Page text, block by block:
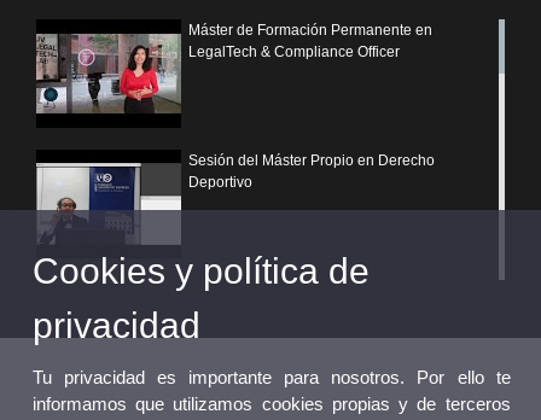
Máster de Formación Permanente en
LegalTech & Compliance Officer
Sesión del Máster Propio en Derecho
Deportivo
¿Por qué elegir un postgrado propio de la
Universitat de València?
Cookies y política de
privacidad
Tu privacidad es importante para nosotros. Por ello te
informamos que utilizamos cookies propias y de terceros